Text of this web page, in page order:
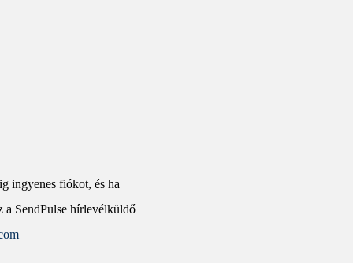
ingyenes fiókot, és ha
a SendPulse hírlevélküldő